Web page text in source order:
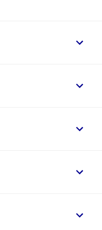
明書について